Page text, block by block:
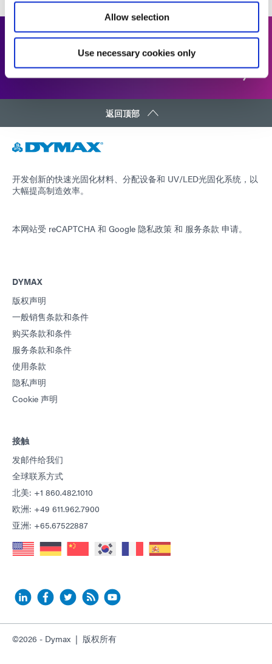
Allow selection
Use necessary cookies only
正在寻找我们的完整资源库？
返回顶部
开发创新的快速光固化材料、分配设备和 UV/LED光固化系统，以
大幅提高制造效率。
本网站受 reCAPTCHA 和 Google 隐私政策 和 服务条款 申请。
DYMAX
版权声明
一般销售条款和条件
购买条款和条件
服务条款和条件
使用条款
隐私声明
Cookie 声明
接触
发邮件给我们
全球联系方式
北美: +1 860.482.1010
欧洲: +49 611.962.7900
亚洲: +65.67522887
©2026 - Dymax | 版权所有